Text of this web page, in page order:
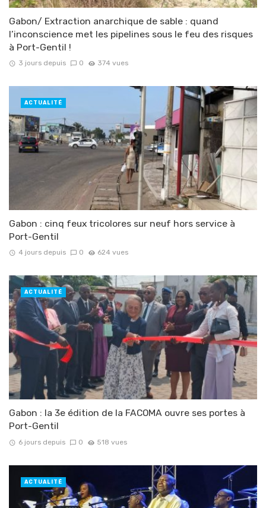
Gabon/ Extraction anarchique de sable : quand
l’inconscience met les pipelines sous le feu des risques
à Port-Gentil !
3 jours depuis 0 374 vues
Gabon : cinq feux tricolores sur neuf hors service à
Port-Gentil
4 jours depuis 0 624 vues
ACTUALITÉ
Gabon : la 3e édition de la FACOMA ouvre ses portes à
Port-Gentil
6 jours depuis 0 518 vues
ACTUALITÉ
ACTUALITÉ